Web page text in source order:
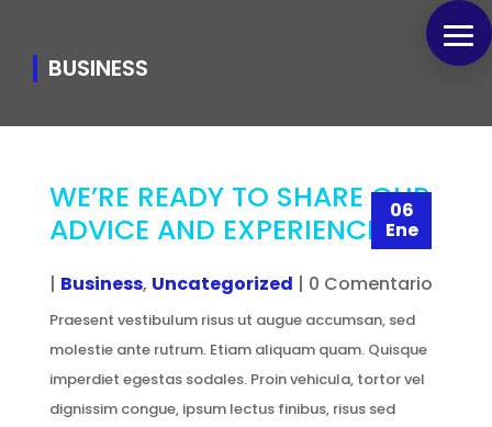
BUSINESS
WE’RE READY TO SHARE OUR
ADVICE AND EXPERIENCE
06
Ene
| Business, Uncategorized | 0 Comentario
Praesent vestibulum risus ut augue accumsan, sed
molestie ante rutrum. Etiam aliquam quam. Quisque
imperdiet egestas sodales. Proin vehicula, tortor vel
dignissim congue, ipsum lectus finibus, risus sed